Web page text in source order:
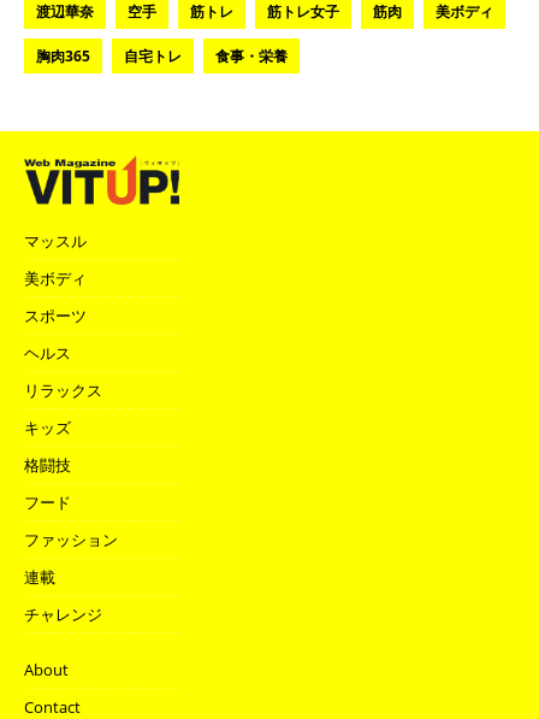
渡辺華奈 空手 筋トレ 筋トレ女子 筋肉 美ボディ
胸肉365 自宅トレ 食事・栄養
マッスル
美ボディ
スポーツ
ヘルス
リラックス
キッズ
格闘技
フード
ファッション
連載
チャレンジ
About
Contact